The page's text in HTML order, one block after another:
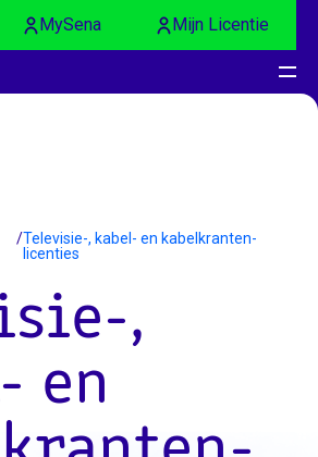
MySena Mijn Licentie
/Televisie-, kabel- en kabelkranten-
licenties
,
en